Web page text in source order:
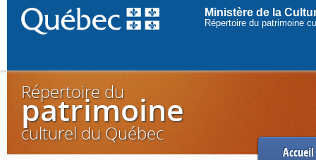
Ministère de la
Répertoire du patrimoine
Répertoire du
patrimoine
culturel du Québec
Accueil